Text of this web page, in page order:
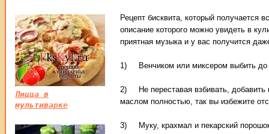
Рецепт бисквита, который получается
описание которого можно увидеть в
приятная музыка и у вас получится
1) Венчиком или миксером выбить до
2) Не переставая взбивать, добавить
маслом полностью, так вы избежите
3) Муку, крахмал и пекарский
Пицца в
мультиварке